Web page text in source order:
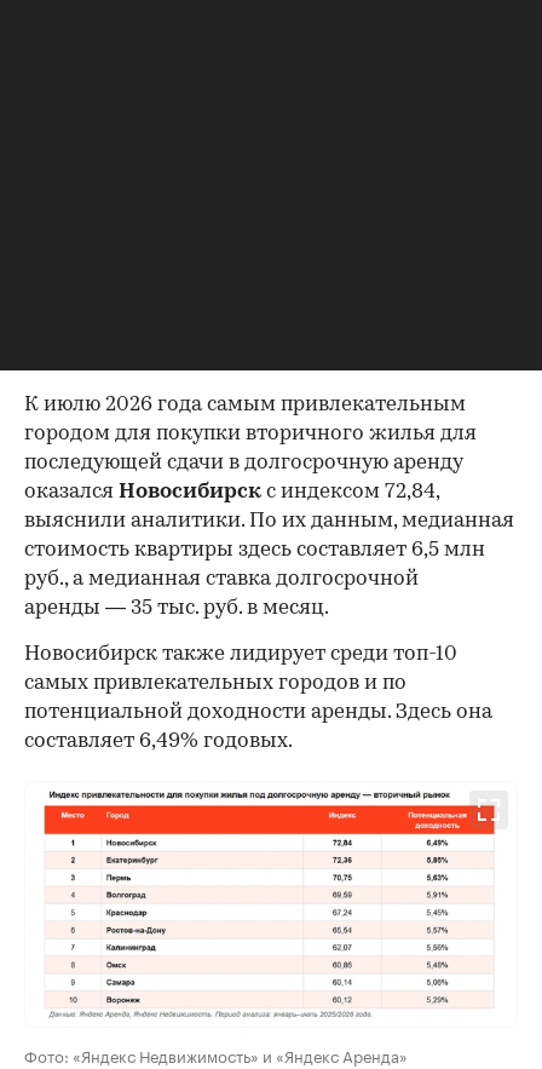
К июлю 2026 года самым привлекательным
городом для покупки вторичного жилья для
последующей сдачи в долгосрочную аренду
оказался Новосибирск с индексом 72,84,
выяснили аналитики. По их данным, медианная
стоимость квартиры здесь составляет 6,5 млн
руб., а медианная ставка долгосрочной
аренды — 35 тыс. руб. в месяц.
Новосибирск также лидирует среди топ-10
самых привлекательных городов и по
потенциальной доходности аренды. Здесь она
составляет 6,49% годовых.
Фото: «Яндекс Недвижимость» и «Яндекс Аренда»